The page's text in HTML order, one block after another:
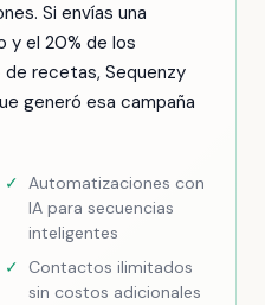
Si envías una
y el 20% de los
recetas, Sequenzy
generó esa campaña
✓ Automatizaciones con
IA para secuencias
inteligentes
✓
Contactos ilimitados
sin costos adicionales